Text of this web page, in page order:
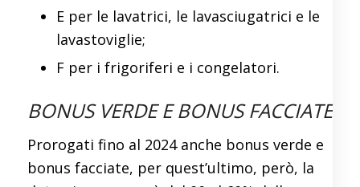
E per le lavatrici, le lavasciugatrici e le
lavastoviglie;
F per i frigoriferi e i congelatori.
BONUS VERDE E BONUS FACCIATE
Prorogati fino al 2024 anche bonus verde e
bonus facciate, per quest’ultimo, però, la